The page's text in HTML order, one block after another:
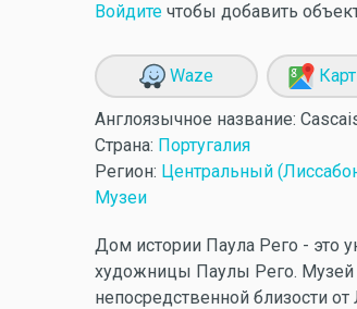
Войдите чтобы добавить
Waze
Англоязычное название:
Страна: Португалия
Регион: Центральный
Музеи
Дом истории Паула Рего - это
художницы Паулы Рего. Музей
непосредственной близости от